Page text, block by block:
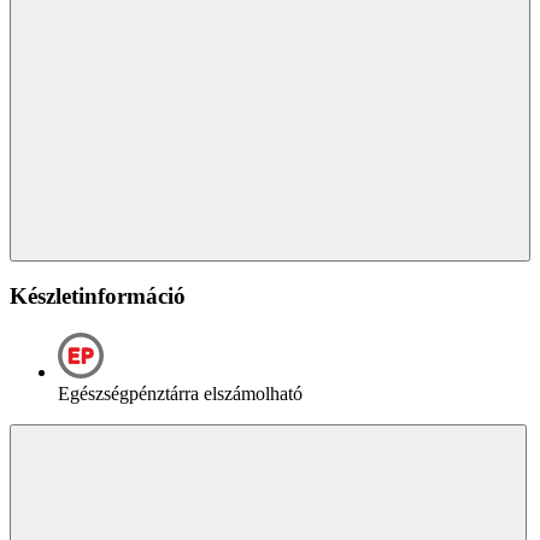
Készletinformáció
Egészségpénztárra elszámolható